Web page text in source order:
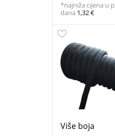
*najniža cijena u
dana 1,32 €
Više boja